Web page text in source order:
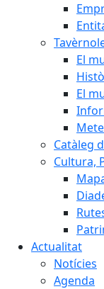
El
El
Catàleg
Cultura,
Actualitat
Notícies
Agenda